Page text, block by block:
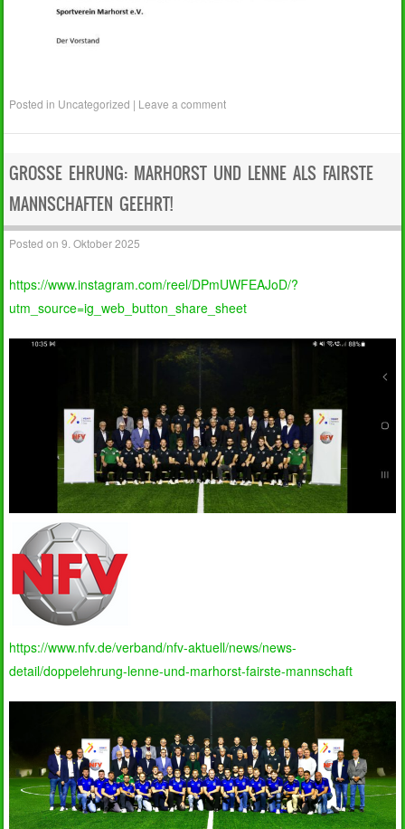
Posted in Uncategorized | Leave a comment
GROSSE EHRUNG: MARHORST UND LENNE ALS FAIRSTE M
ANNSCHAFTEN GEEHRT!
Posted on9. Oktober 2025
https://www.instagram.com/reel/DPmUWFEAJoD/?
utm_source=ig_web_button_share_sheet
https://www.nfv.de/verband/nfv-aktuell/news/news-
detail/doppelehrung-lenne-und-marhorst-fairste-mannschaft